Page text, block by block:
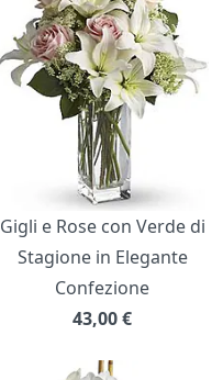
Gigli e Rose con Verde di
Stagione in Elegante
Confezione
43,00€